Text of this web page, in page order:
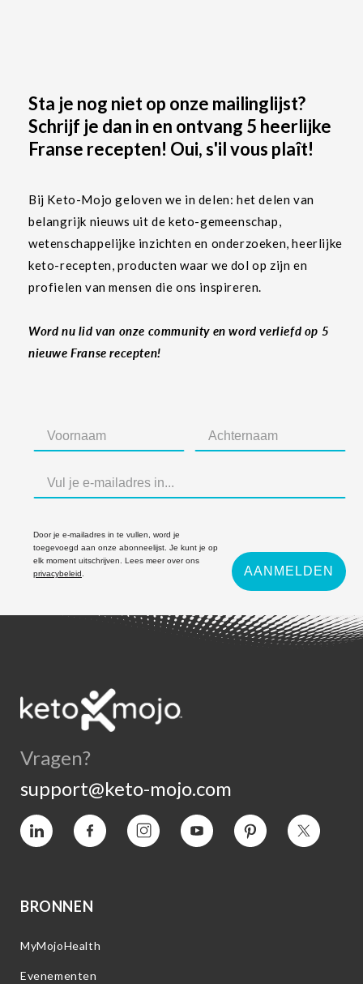
Sta je nog niet op onze mailinglijst?
Schrijf je dan in en ontvang 5 heerlijke
Franse recepten! Oui, s'il vous plaît!
Bij Keto-Mojo geloven we in delen: het delen van
belangrijk nieuws uit de keto-gemeenschap,
wetenschappelijke inzichten en onderzoeken, heerlijke
keto-recepten, producten waar we dol op zijn en
profielen van mensen die ons inspireren.
Word nu lid van onze community en word verliefd op 5
nieuwe Franse recepten!
Door je e-mailadres in te vullen, word je
toegevoegd aan onze abonneelijst. Je kunt je op
elk moment uitschrijven. Lees meer over ons
privacybeleid
AANMELDEN
Vragen?
support@keto-mojo.com
Vimeo Facebook InstagramYouTube Pinterest Twitter
BRONNEN
MyMojoHealth
Evenementen